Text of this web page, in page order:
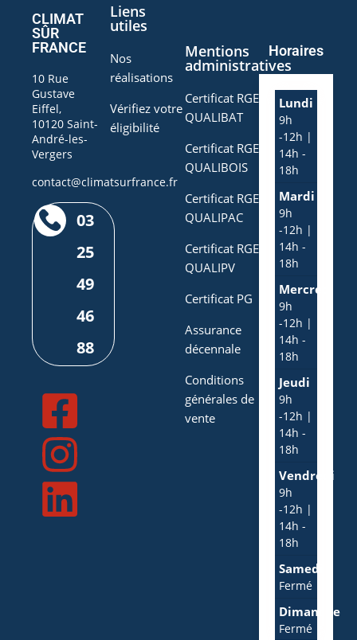
CLIMAT
SÛR
FRANCE
10 Rue
Gustave
Eiffel,
10120 Saint-
André-les-
Vergers
contact@climatsurfrance.fr
03
25
49
46
88
Liens
utiles
Nos
réalisations
Vérifiez votre
éligibilité
Mentions
administratives
Certificat RGE
QUALIBAT
Certificat RGE
QUALIBOIS
Certificat RGE
QUALIPAC
Certificat RGE
QUALIPV
Certificat PG
Assurance
décennale
Conditions
générales de
vente
Horaires
Lundi
9h
-12h |
14h -
18h
Mardi
9h
-12h |
14h -
18h
Mercredi
9h
-12h |
14h -
18h
Jeudi
9h
-12h |
14h -
18h
Vendredi
9h
-12h |
14h -
18h
Samedi
Fermé
Dimanche
Fermé